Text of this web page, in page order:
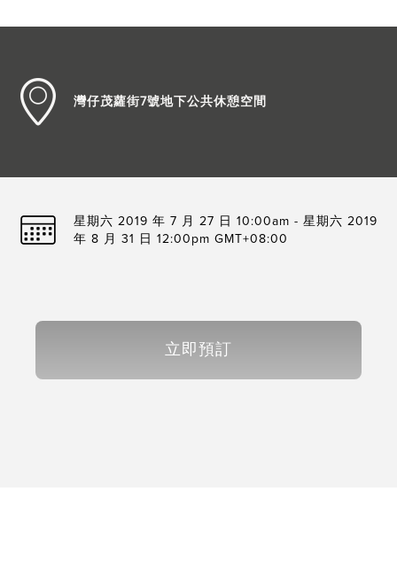
灣仔茂蘿街7號地下公共休憩空間
星期六 2019 年 7 月 27 日 10:00am - 星期六 2019
年 8 月 31 日 12:00pm GMT+08:00
立即預訂